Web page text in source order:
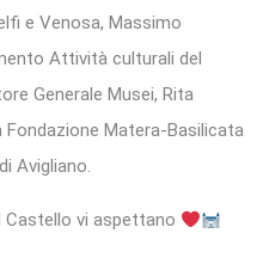
e Venosa, Massimo
Attività culturali del
Generale Musei, Rita
Fondazione Matera-Basilicata
Avigliano.
Castello vi aspettano